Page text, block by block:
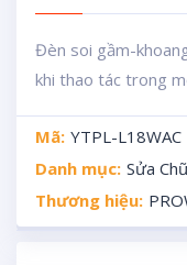
Đèn soi gầm-
khi thao tác trong
Mã: YTPL-L18WAC
Danh mục: Sửa
Thương hiệu: